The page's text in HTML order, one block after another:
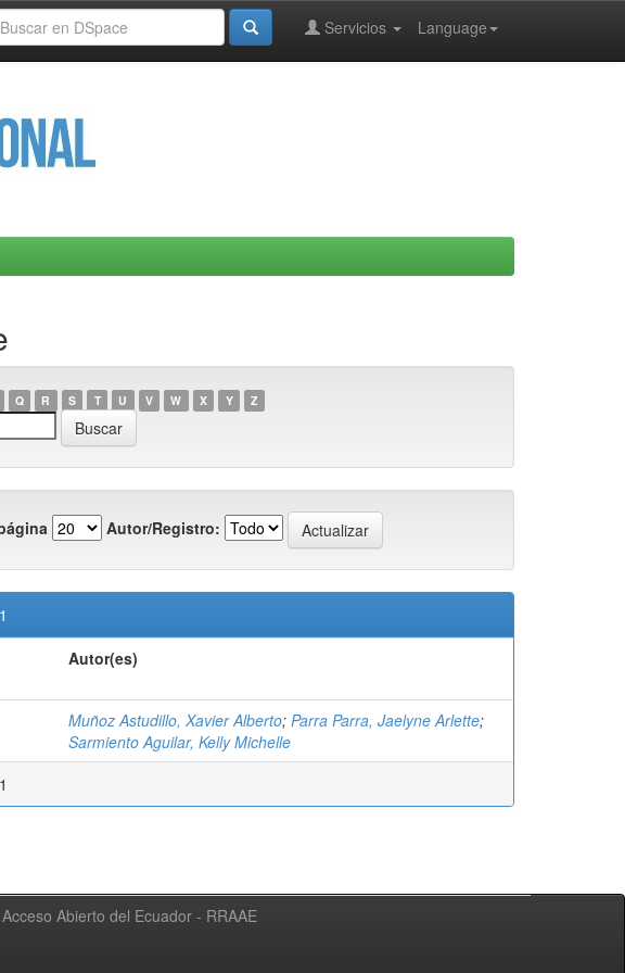
Language
Servicios
Q R S T U V W X Y Z
Autor/Registro:
Autor(es)
Muñoz Astudillo, Xavier Alberto; Parra Parra, Jaelyne Arlette;
Sarmiento Aguilar, Kelly Michelle
Abierto del Ecuador - RRAAE